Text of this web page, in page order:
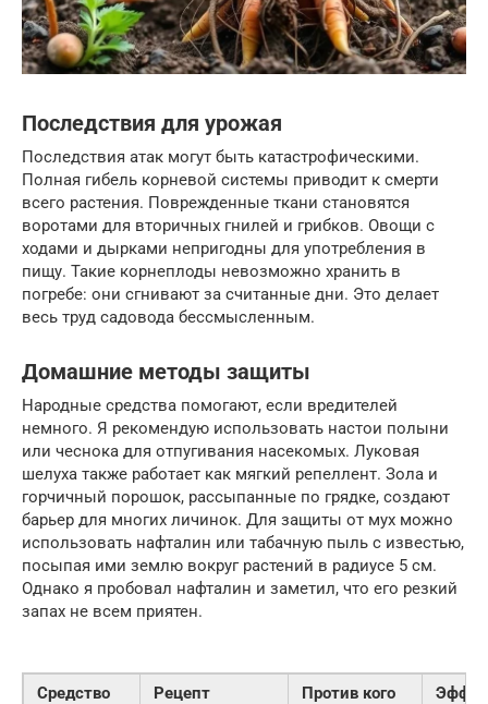
Последствия для урожая
Последствия атак могут быть катастрофическими.
Полная гибель корневой системы приводит к смерти
всего растения. Поврежденные ткани становятся
воротами для вторичных гнилей и грибков. Овощи с
ходами и дырками непригодны для употребления в
пищу. Такие корнеплоды невозможно хранить в
погребе: они сгнивают за считанные дни. Это делает
весь труд садовода бессмысленным.
Домашние методы защиты
Народные средства помогают, если вредителей
немного. Я рекомендую использовать настои полыни
или чеснока для отпугивания насекомых. Луковая
шелуха также работает как мягкий репеллент. Зола и
горчичный порошок, рассыпанные по грядке, создают
барьер для многих личинок. Для защиты от мух можно
использовать нафталин или табачную пыль с известью,
посыпая ими землю вокруг растений в радиусе 5 см.
Однако я пробовал нафталин и заметил, что его резкий
запах не всем приятен.
Средство Рецепт Против кого